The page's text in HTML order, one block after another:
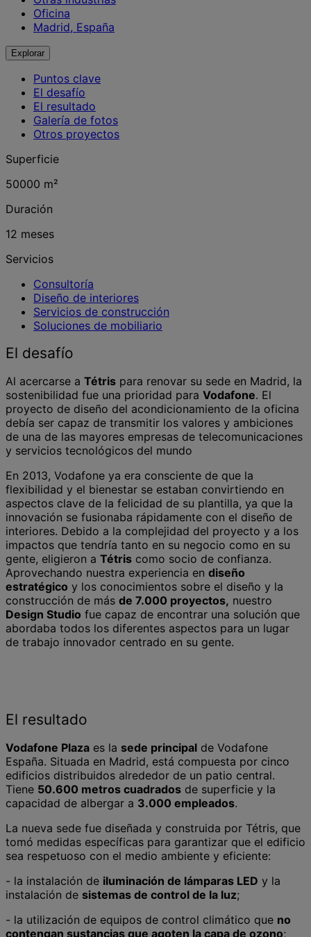
Oficina
Madrid, España
Explorar
Puntos clave
El desafío
El resultado
Galería de fotos
Otros proyectos
Superficie
50000 m²
Duración
12 meses
Servicios
Consultoría
Diseño de interiores
Servicios de construcción
Soluciones de mobiliario
El desafío
Al acercarse a Tétris para renovar su sede en Madrid, la
sostenibilidad fue una prioridad para Vodafone. El
proyecto de diseño del acondicionamiento de la oficina
debía ser capaz de transmitir los valores y ambiciones
de una de las mayores empresas de telecomunicaciones
y servicios tecnológicos del mundo
En 2013, Vodafone ya era consciente de que la
flexibilidad y el bienestar se estaban convirtiendo en
aspectos clave de la felicidad de su plantilla, ya que la
innovación se fusionaba rápidamente con el diseño de
interiores. Debido a la complejidad del proyecto y a los
impactos que tendría tanto en su negocio como en su
gente, eligieron a Tétris como socio de confianza.
Aprovechando nuestra experiencia en diseño
estratégico y los conocimientos sobre el diseño y la
construcción de más de 7.000 proyectos, nuestro
Design Studio fue capaz de encontrar una solución que
abordaba todos los diferentes aspectos para un lugar
de trabajo innovador centrado en su gente.
El resultado
Vodafone Plaza es la sede principal de Vodafone
España. Situada en Madrid, está compuesta por cinco
edificios distribuidos alrededor de un patio central.
Tiene 50.600 metros cuadrados de superficie y la
capacidad de albergar a 3.000 empleados.
La nueva sede fue diseñada y construida por Tétris, que
tomó medidas específicas para garantizar que el edificio
sea respetuoso con el medio ambiente y eficiente:
- la instalación de iluminación de lámparas LED y la
instalación de sistemas de control de la luz;
- la utilización de equipos de control climático que no
contengan sustancias que agoten la capa de ozono;